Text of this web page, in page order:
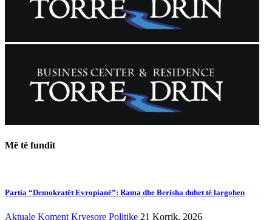
Më të fundit
Partia “Demokratët Evropianë”: Rama dhe Berisha duhet të largohen
Aktuale Koment Kryesore Politike 21 Korrik, 2026